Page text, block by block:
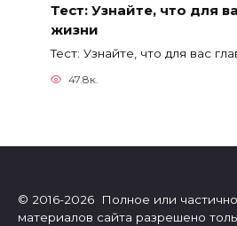
Тест: Узнайте, что для
жизни
Тест: Узнайте, что для вас
47.8к.
© 2016-2026 Полное или
материалов сайта разрешено